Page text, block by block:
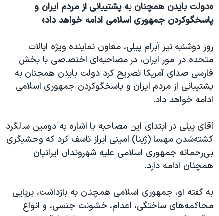
«دولت بایدن همچنان به پشتیبانی از مردم ایران و
پاسخگوکردن جمهوری اسلامی ادامه خواهد داد»
روز دوشنبه نیز آبرام پیلی، معاون نماینده ویژه ایالات
متحده در امور ایران، در مصاحبه‌ای اختصاصی با بخش
فارسی صدای آمریکا تصریح کرد دولت بایدن همچنان به
پشتیبانی از مردم ایران و پاسخگوکردن جمهوری اسلامی
ادامه خواهد داد.
آقای پیلی در ابتدای این مصاحبه با اشاره به دومین سالگرد
کشته‌شدن مهسا (ژینا) امینی ابراز تاسف کرد که وحشیگری
بی‌رحمانه جمهوری اسلامی علیه شهروندان ایرانیان
همچنان ادامه دارد.
به گفته او، جمهوری اسلامی همچنان به بازداشت، برپایی
محاکمه‌های ساختگی، اعدام، خشونت جنسی، و انواع